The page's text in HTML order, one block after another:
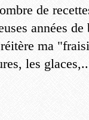
de
années
ma
les